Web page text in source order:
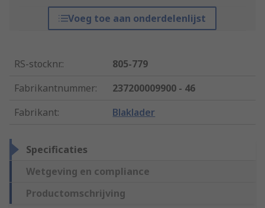
Voeg toe aan onderdelenlijst
RS-stocknr.:
805-779
Fabrikantnummer:
237200009900 - 46
Fabrikant: Blaklader
Specificaties
Wetgeving en compliance
Productomschrijving